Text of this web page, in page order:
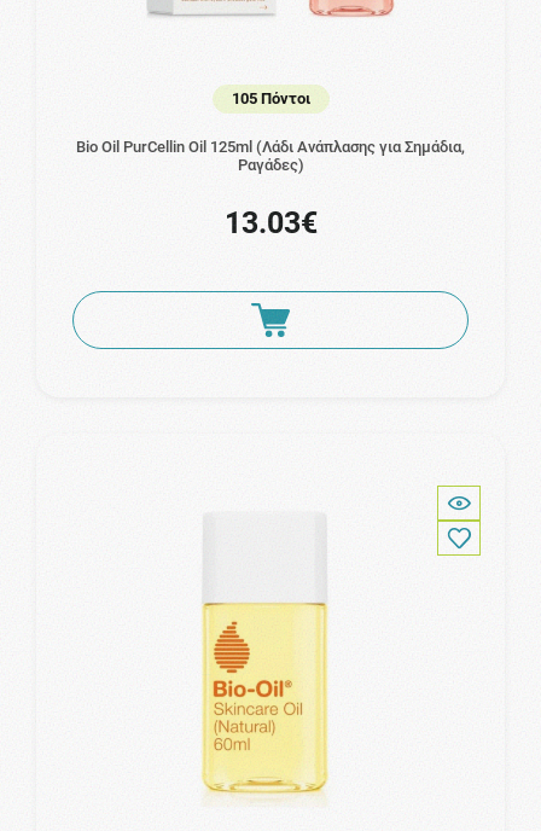
105 Πόντοι
Bio Oil PurCellin Oil 125ml (Λάδι Ανάπλασης για Σημάδια,
Ραγάδες)
13.03€